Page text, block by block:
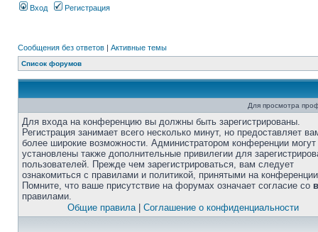
Вход Регистрация
Сообщения без ответов | Активные темы
Список форумов
Для просмотра
Для входа на конференцию вы должны быть зарегистрированы.
Регистрация занимает всего несколько минут, но предоставляет
более широкие возможности. Администратором конференции
установлены также дополнительные привилегии для
пользователей. Прежде чем зарегистрироваться, вам следует
ознакомиться с правилами и политикой, принятыми на
Помните, что ваше присутствие на форумах означает согласие со
правилами.
Общие правила| Соглашение о конфиденциальности